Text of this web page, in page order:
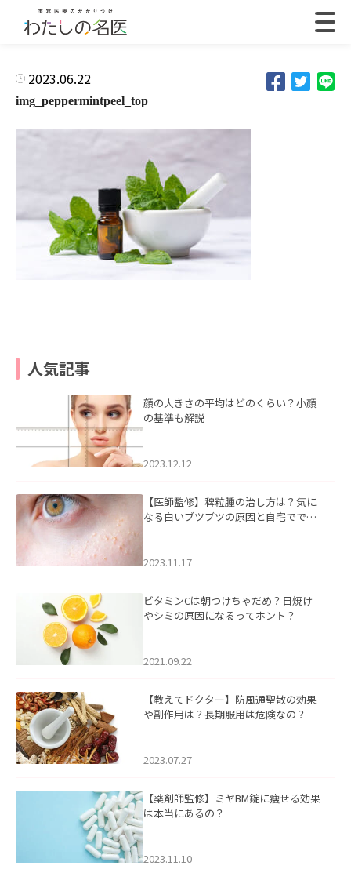
2023.06.22
img_peppermintpeel_top
人気記事
顔の大きさの平均はどのくらい？小顔
の基準も解説
2023.12.12
【医師監修】稗粒腫の治し方は？気に
なる白いブツブツの原因と自宅ででき
2023.11.17
ビタミンCは朝つけちゃだめ？日焼け
やシミの原因になるってホント？
2021.09.22
【教えてドクター】防風通聖散の効果
や副作用は？長期服用は危険なの？
2023.07.27
【薬剤師監修】ミヤBM錠に痩せる効果
は本当にあるの？
2023.11.10